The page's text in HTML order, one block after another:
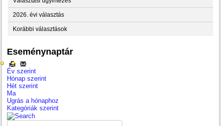
2026. évi választás
Korábbi választások
Eseménynaptár
Év szerint
Hónap szerint
Hét szerint
Ma
Ugrás a hónaphoz
Kategóriák szerint